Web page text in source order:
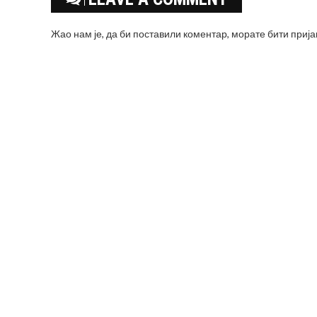
Жао нам је, да би поставили коментар, моратебити